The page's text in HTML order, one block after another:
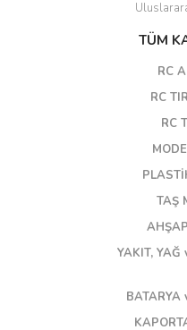
TÜM
RC
RC
RC
TAŞ
YAKIT, YAĞ
BATARYA